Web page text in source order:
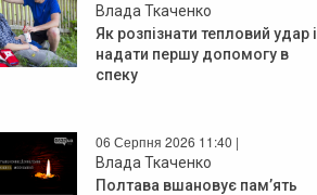
Влада Ткаченко
Як розпізнати тепловий удар і
надати першу допомогу в
спеку
06 Серпня 2026 11:40 |
Влада Ткаченко
Полтава вшановує пам’ять